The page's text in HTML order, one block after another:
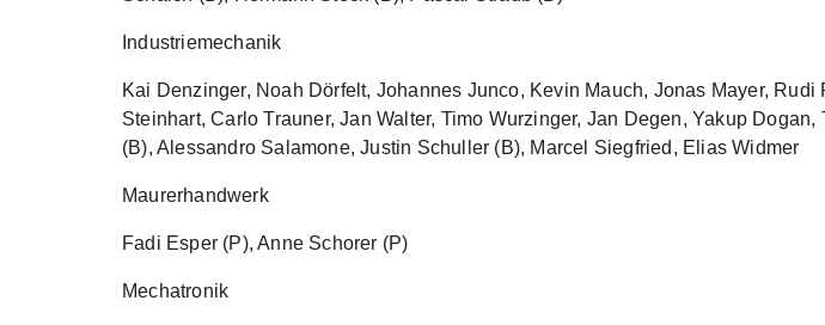
Industriemechanik
Kai Denzinger, Noah Dörfelt, Johannes Junco, Kevin Mauch, Jonas Mayer,
Steinhart, Carlo Trauner, Jan Walter, Timo Wurzinger, Jan Degen, Yakup
(B), Alessandro Salamone, Justin Schuller (B), Marcel Siegfried, Elias Widmer
Maurerhandwerk
Fadi Esper (P), Anne Schorer (P)
Mechatronik